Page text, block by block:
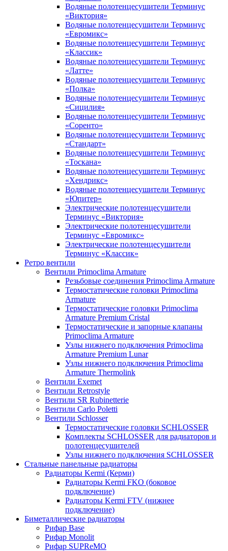
Водяные полотенцесушители Терминус
«Виктория»
Водяные полотенцесушители Терминус
«Евромикс»
Водяные полотенцесушители Терминус
«Классик»
Водяные полотенцесушители Терминус
«Латте»
Водяные полотенцесушители Терминус
«Полка»
Водяные полотенцесушители Терминус
«Сицилия»
Водяные полотенцесушители Терминус
«Соренто»
Водяные полотенцесушители Терминус
«Стандарт»
Водяные полотенцесушители Терминус
«Тоскана»
Водяные полотенцесушители Терминус
«Хендрикс»
Водяные полотенцесушители Терминус
«Юпитер»
Электрические полотенцесушители
Терминус «Виктория»
Электрические полотенцесушители
Терминус «Евромикс»
Электрические полотенцесушители
Терминус «Классик»
Ретро вентили
Вентили Primoclima Armature
Резьбовые соединения Primoclima Armature
Термостатические головки Primoclima
Armature
Термостатические головки Primoclima
Armature Premium Cristal
Термостатические и запорные клапаны
Primoclima Armature
Узлы нижнего подключения Primoclima
Armature Premium Lunar
Узлы нижнего подключения Primoclima
Armature Thermolink
Вентили Exemet
Вентили Retrostyle
Вентили SR Rubinetterie
Вентили Carlo Poletti
Вентили Schlosser
Термостатические головки SCHLOSSER
Комплекты SCHLOSSER для радиаторов и
полотенцесушителей
Узлы нижнего подключения SCHLOSSER
Стальные панельные радиаторы
Радиаторы Kermi (Керми)
Радиаторы Kermi FKO (боковое
подключение)
Радиаторы Kermi FTV (нижнее
подключение)
Биметаллические радиаторы
Рифар Base
Рифар Monolit
Рифар SUPReMO